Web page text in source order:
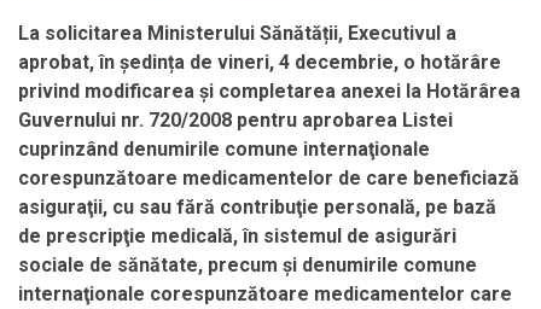
La solicitarea Ministerului Sănătății, Executivul a
aprobat, în ședința de vineri, 4 decembrie, o hotărâre
privind modificarea şi completarea anexei la Hotărârea
Guvernului nr. 720/2008 pentru aprobarea Listei
cuprinzând denumirile comune internaţionale
corespunzătoare medicamentelor de care beneficiază
asiguraţii, cu sau fără contribuţie personală, pe bază
de prescripţie medicală, în sistemul de asigurări
sociale de sănătate, precum şi denumirile comune
internaţionale corespunzătoare medicamentelor care